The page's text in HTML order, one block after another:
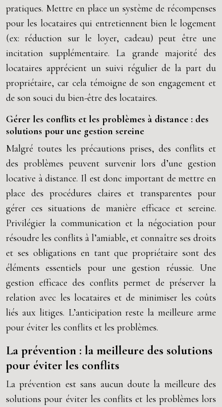
pratiques. Mettre en place un système de récompenses
pour les locataires qui entretiennent bien le logement
(ex: réduction sur le loyer, cadeau) peut être une
incitation supplémentaire. La grande majorité des
locataires apprécient un suivi régulier de la part du
propriétaire, car cela témoigne de son engagement et
de son souci du bien-être des locataires.
Gérer les conflits et les problèmes à distance : des
solutions pour une gestion sereine
Malgré toutes les précautions prises, des conflits et
des problèmes peuvent survenir lors d’une gestion
locative à distance. Il est donc important de mettre en
place des procédures claires et transparentes pour
gérer ces situations de manière efficace et sereine.
Privilégier la communication et la négociation pour
résoudre les conflits à l’amiable, et connaître ses droits
et ses obligations en tant que propriétaire sont des
éléments essentiels pour une gestion réussie. Une
gestion efficace des conflits permet de préserver la
relation avec les locataires et de minimiser les coûts
liés aux litiges. L’anticipation reste la meilleure arme
pour éviter les conflits et les problèmes.
La prévention : la meilleure des solutions
pour éviter les conflits
La prévention est sans aucun doute la meilleure des
solutions pour éviter les conflits et les problèmes lors